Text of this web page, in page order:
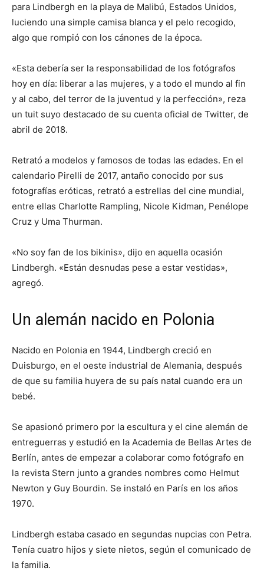
para Lindbergh en la playa de Malibú, Estados Unidos,
luciendo una simple camisa blanca y el pelo recogido,
algo que rompió con los cánones de la época.
«Esta debería ser la responsabilidad de los fotógrafos
hoy en día: liberar a las mujeres, y a todo el mundo al fin
y al cabo, del terror de la juventud y la perfección», reza
un tuit suyo destacado de su cuenta oficial de Twitter, de
abril de 2018.
Retrató a modelos y famosos de todas las edades. En el
calendario Pirelli de 2017, antaño conocido por sus
fotografías eróticas, retrató a estrellas del cine mundial,
entre ellas Charlotte Rampling, Nicole Kidman, Penélope
Cruz y Uma Thurman.
«No soy fan de los bikinis», dijo en aquella ocasión
Lindbergh. «Están desnudas pese a estar vestidas»,
agregó.
Un alemán nacido en Polonia
Nacido en Polonia en 1944, Lindbergh creció en
Duisburgo, en el oeste industrial de Alemania, después
de que su familia huyera de su país natal cuando era un
bebé.
Se apasionó primero por la escultura y el cine alemán de
entreguerras y estudió en la Academia de Bellas Artes de
Berlín, antes de empezar a colaborar como fotógrafo en
la revista Stern junto a grandes nombres como Helmut
Newton y Guy Bourdin. Se instaló en París en los años
1970.
Lindbergh estaba casado en segundas nupcias con Petra.
Tenía cuatro hijos y siete nietos, según el comunicado de
la familia.